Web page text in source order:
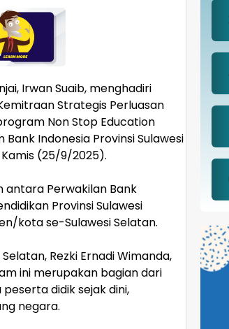
Irwan Suaib, menghadiri
Strategis Perluasan
Non Stop Education
Indonesia Provinsi Sulawesi
(25/9/2025).
antara Perwakilan Bank
Provinsi Sulawesi
kota se-Sulawesi Selatan.
Rezki Ernadi Wimanda,
ini merupakan bagian dari
didik sejak dini,
negara.